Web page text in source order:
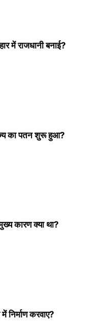
में राजधानी बनाई?
का पतन शुरू हुआ?
कारण क्या था?
निर्माण करवाए?